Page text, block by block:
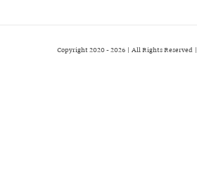
2026 | All Rights Reserved |